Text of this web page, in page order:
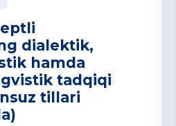
dialektik,
hamda
tadqiqi
tillari